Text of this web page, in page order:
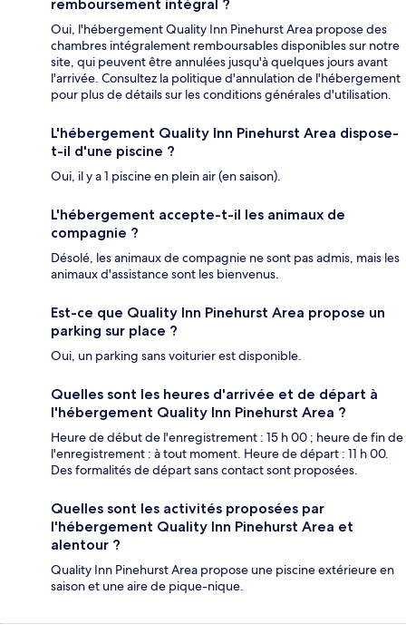
remboursement intégral ?
Oui, l'hébergement Quality Inn Pinehurst Area propose des
chambres intégralement remboursables disponibles sur notre
site, qui peuvent être annulées jusqu'à quelques jours avant
l'arrivée. Consultez la politique d'annulation de l'hébergement
pour plus de détails sur les conditions générales d'utilisation.
L'hébergement Quality Inn Pinehurst Area dispose-
t-il d'une piscine ?
Oui, il y a 1 piscine en plein air (en saison).
L'hébergement accepte-t-il les animaux de
compagnie ?
Désolé, les animaux de compagnie ne sont pas admis, mais les
animaux d'assistance sont les bienvenus.
Est-ce que Quality Inn Pinehurst Area propose un
parking sur place ?
Oui, un parking sans voiturier est disponible.
Quelles sont les heures d'arrivée et de départ à
l'hébergement Quality Inn Pinehurst Area ?
Heure de début de l'enregistrement : 15 h 00 ; heure de fin de
l'enregistrement : à tout moment. Heure de départ : 11 h 00.
Des formalités de départ sans contact sont proposées.
Quelles sont les activités proposées par
l'hébergement Quality Inn Pinehurst Area et
alentour ?
Quality Inn Pinehurst Area propose une piscine extérieure en
saison et une aire de pique-nique.